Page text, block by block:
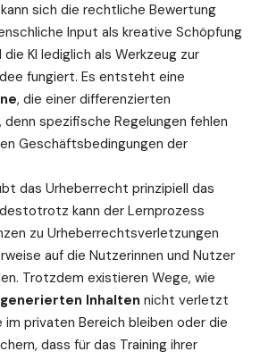
sich die rechtliche Bewertung
Input als kreative Schöpfung
KI lediglich als Werkzeug zur
fungiert. Es entsteht eine
, die einer differenzierten
spezifische Regelungen fehlen
Geschäftsbedingungen der
das Urheberrecht prinzipiell das
kann der Lernprozess
zu Urheberrechtsverletzungen
auf die Nutzerinnen und Nutzer
Trotzdem existieren Wege, wie
Inhalten nicht verletzt
im privaten Bereich bleiben oder die
dass für das Training ihrer